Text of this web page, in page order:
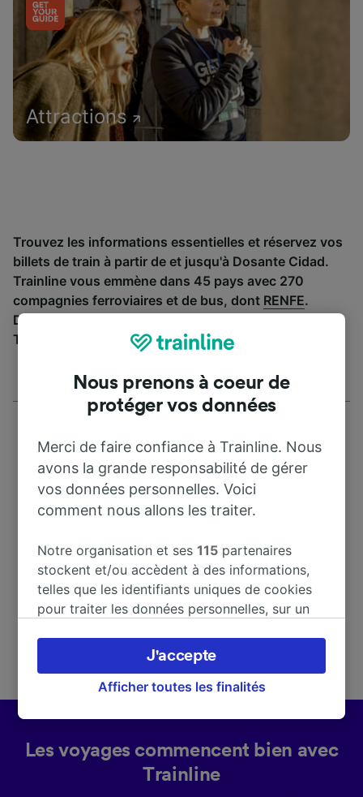
Attractions
Trouvez les informations essentielles et réservez vos
billets de train à partir de et jusqu'à Dosante Cidad.
Trainline vous emmène dans 45 pays avec 270
compagnies ferroviaires et de bus, dont RENFE.
Découvrez jusqu’où vous pouvez voyager avec
Trainline aujourd’hui.
Adresse
Spain
Les voyages commencent bien avec
Trainline
Nous prenons à coeur de
protéger vos données
Merci de faire confiance à Trainline. Nous
avons la grande responsabilité de gérer
vos données personnelles. Voici
comment nous allons les traiter.
Notre organisation et ses115 partenaires
stockent et/ou accèdent à des informations,
telles que les identifiants uniques de cookies
pour traiter les données personnelles, sur un
préférences, notamment en exerçant votre
droit d’opposition à l’intérêt légitime, en
cliquant ci-dessous ou à tout moment sur la
et n’affecteront pas les données de navigation.
Vos données ne seront pas utilisées à des fins
de traçage si vous nous avez demandé de ne
Afficher toutes les finalités
J'accepte